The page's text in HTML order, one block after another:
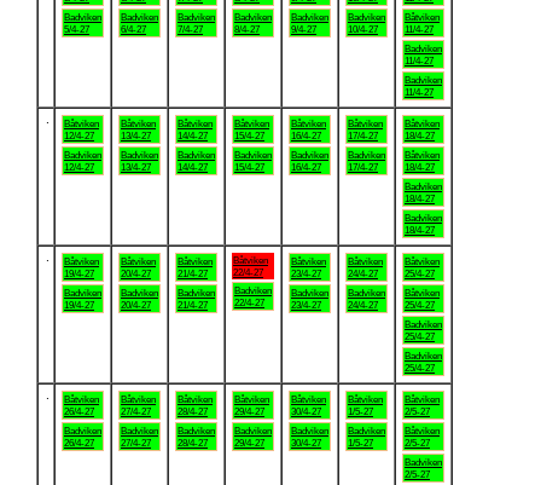
Badviken
5/4-27
Badviken
6/4-27
Badviken
7/4-27
Badviken
8/4-27
Badviken
9/4-27
Badviken
10/4-27
Båtviken
11/4-27
Badviken
11/4-27
Badviken
11/4-27
Båtviken
12/4-27
Badviken
12/4-27
Båtviken
13/4-27
Badviken
13/4-27
Båtviken
14/4-27
Badviken
14/4-27
Båtviken
15/4-27
Badviken
15/4-27
Båtviken
16/4-27
Badviken
16/4-27
Båtviken
17/4-27
Badviken
17/4-27
Båtviken
18/4-27
Båtviken
18/4-27
Badviken
18/4-27
Badviken
18/4-27
Båtviken
19/4-27
Badviken
19/4-27
Båtviken
20/4-27
Badviken
20/4-27
Båtviken
21/4-27
Badviken
21/4-27
Båtviken
22/4-27
Badviken
22/4-27
Båtviken
23/4-27
Badviken
23/4-27
Båtviken
24/4-27
Badviken
24/4-27
Båtviken
25/4-27
Båtviken
25/4-27
Badviken
25/4-27
Badviken
25/4-27
Båtviken
26/4-27
Badviken
26/4-27
Båtviken
27/4-27
Badviken
27/4-27
Båtviken
28/4-27
Badviken
28/4-27
Båtviken
29/4-27
Badviken
29/4-27
Båtviken
30/4-27
Badviken
30/4-27
Båtviken
1/5-27
Badviken
1/5-27
Båtviken
2/5-27
Båtviken
2/5-27
Badviken
2/5-27